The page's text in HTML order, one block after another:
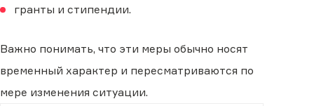
гранты и стипендии.
Важно понимать, что эти меры обычно носят
временный характер и пересматриваются по
мере изменения ситуации.